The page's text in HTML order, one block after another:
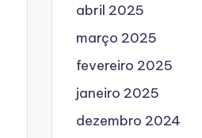
abril 2025
março 2025
fevereiro 2025
janeiro 2025
dezembro 2024